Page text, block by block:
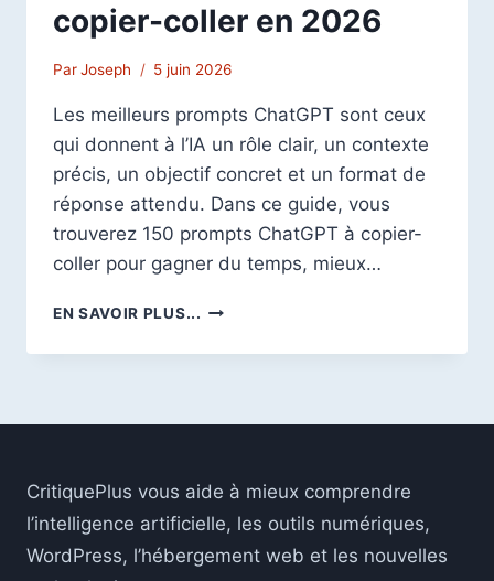
copier-coller en 2026
ParJoseph 5 juin 2026
Les meilleurs prompts ChatGPT sont ceux
qui donnent à l’IA un rôle clair, un contexte
précis, un objectif concret et un format de
réponse attendu. Dans ce guide, vous
trouverez 150 prompts ChatGPT à copier-
coller pour gagner du temps, mieux…
EN SAVOIR PLUS... TOP
MEILLEURS
À
EN
2026
CritiquePlus vous aide à mieux comprendre
l’intelligence artificielle, les outils numériques,
WordPress, l’hébergement web et les nouvelles